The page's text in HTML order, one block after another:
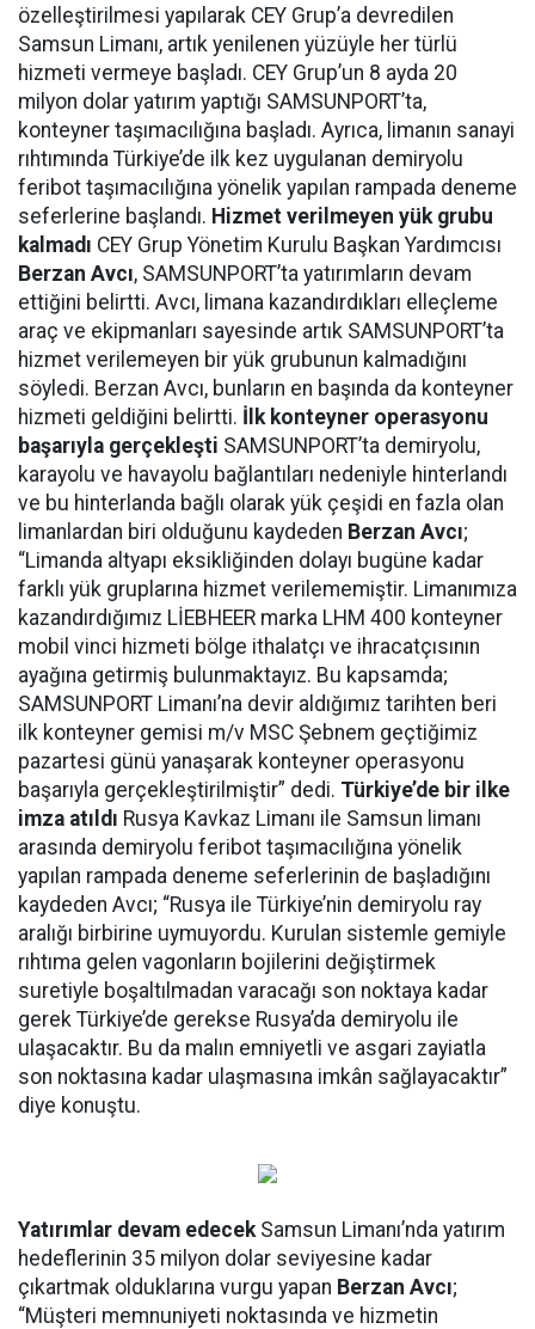
özelleştirilmesi yapılarak CEY Grup’a devredilen
Samsun Limanı, artık yenilenen yüzüyle her türlü
hizmeti vermeye başladı. CEY Grup’un 8 ayda 20
milyon dolar yatırım yaptığı SAMSUNPORT’ta,
konteyner taşımacılığına başladı. Ayrıca, limanın sanayi
rıhtımında Türkiye’de ilk kez uygulanan demiryolu
feribot taşımacılığına yönelik yapılan rampada deneme
seferlerine başlandı. Hizmet verilmeyen yük grubu
kalmadı CEY Grup Yönetim Kurulu Başkan Yardımcısı
Berzan Avcı, SAMSUNPORT’ta yatırımların devam
ettiğini belirtti. Avcı, limana kazandırdıkları elleçleme
araç ve ekipmanları sayesinde artık SAMSUNPORT’ta
hizmet verilemeyen bir yük grubunun kalmadığını
söyledi. Berzan Avcı, bunların en başında da konteyner
hizmeti geldiğini belirtti. İlk konteyner operasyonu
başarıyla gerçekleşti SAMSUNPORT’ta demiryolu,
karayolu ve havayolu bağlantıları nedeniyle hinterlandı
ve bu hinterlanda bağlı olarak yük çeşidi en fazla olan
limanlardan biri olduğunu kaydeden Berzan Avcı;
“Limanda altyapı eksikliğinden dolayı bugüne kadar
farklı yük gruplarına hizmet verilememiştir. Limanımıza
kazandırdığımız LİEBHEER marka LHM 400 konteyner
mobil vinci hizmeti bölge ithalatçı ve ihracatçısının
ayağına getirmiş bulunmaktayız. Bu kapsamda;
SAMSUNPORT Limanı’na devir aldığımız tarihten beri
ilk konteyner gemisi m/v MSC Şebnem geçtiğimiz
pazartesi günü yanaşarak konteyner operasyonu
başarıyla gerçekleştirilmiştir” dedi. Türkiye’de bir ilke
imza atıldı Rusya Kavkaz Limanı ile Samsun limanı
arasında demiryolu feribot taşımacılığına yönelik
yapılan rampada deneme seferlerinin de başladığını
kaydeden Avcı; “Rusya ile Türkiye’nin demiryolu ray
aralığı birbirine uymuyordu. Kurulan sistemle gemiyle
rıhtıma gelen vagonların bojilerini değiştirmek
suretiyle boşaltılmadan varacağı son noktaya kadar
gerek Türkiye’de gerekse Rusya’da demiryolu ile
ulaşacaktır. Bu da malın emniyetli ve asgari zayiatla
son noktasına kadar ulaşmasına imkân sağlayacaktır”
diye konuştu.
Yatırımlar devam edecek Samsun Limanı’nda yatırım
hedeflerinin 35 milyon dolar seviyesine kadar
çıkartmak olduklarına vurgu yapan Berzan Avcı;
“Müşteri memnuniyeti noktasında ve hizmetin